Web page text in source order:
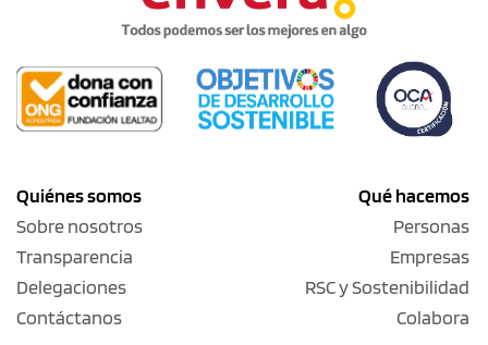
Quiénes somos
Sobre nosotros
Transparencia
Delegaciones
Contáctanos
Qué hacemos
Personas
Empresas
RSC y Sostenibilidad
Colabora